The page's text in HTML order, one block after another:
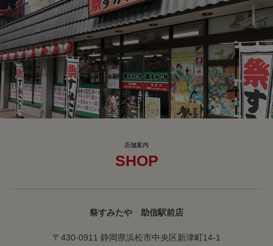
SHOP
祭すみたや 助信駅前店
〒430-0911 静岡県浜松市中央区新津町14-1